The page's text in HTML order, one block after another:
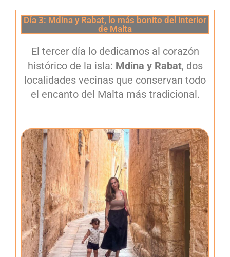
Día 3: Mdina y Rabat, lo más bonito del interior
de Malta
El tercer día lo dedicamos al corazón
histórico de la isla: Mdina y Rabat, dos
localidades vecinas que conservan todo
el encanto del Malta más tradicional.